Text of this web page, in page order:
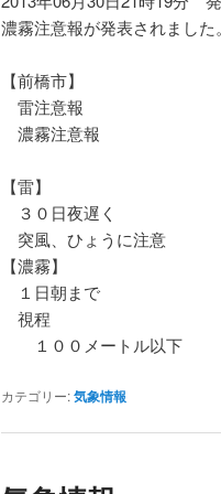
濃霧注意報が発表されました
【前橋市】
雷注意報
濃霧注意報
【雷】
３０日夜遅く
突風、ひょうに注意
【濃霧】
１日朝まで
視程
１００メートル以下
カテゴリー:気象情報